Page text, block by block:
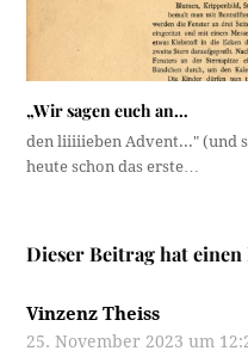
„Wir sagen euch an…
den liiiiieben Advent..." (und
heute schon das erste…
Dieser Beitrag hat
Vinzenz Theiss
25. November 2023 um